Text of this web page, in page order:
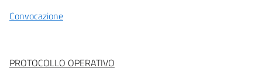
Convocazione
PROTOCOLLO OPERATIVO